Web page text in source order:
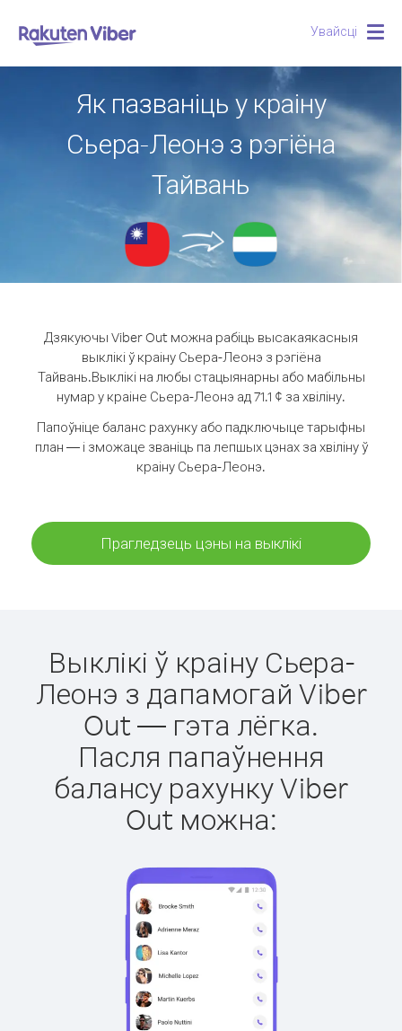
Увайсці
Як пазваніць у краіну
Сьера-Леонэ з рэгіёна
Тайвань
Дзякуючы Viber Out можна рабіць высакаякасныя
выклікі ў краіну Сьера-Леонэ з рэгіёна
Тайвань.Выклікі на любы стацыянарны або мабільны
нумар у краіне Сьера-Леонэ ад 71.1 ¢ за хвіліну.
Папоўніце баланс рахунку або падключыце тарыфны
план — і зможаце званіць па лепшых цэнах за хвіліну ў
краіну Сьера-Леонэ.
Прагледзець цэны на выклікі
Выклікі ў краіну Сьера-
Леонэ з дапамогай Viber
Out — гэта лёгка.
Пасля папаўнення
балансу рахунку Viber
Out можна: